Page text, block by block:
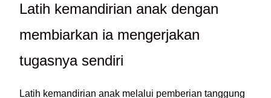
Latih kemandirian anak dengan
membiarkan ia mengerjakan
tugasnya sendiri
Latih kemandirian anak melalui pemberian tanggung